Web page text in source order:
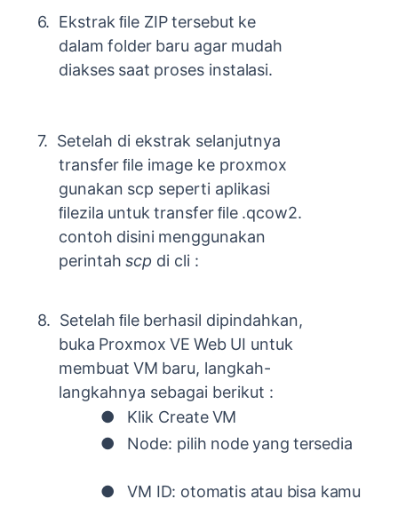
6. Ekstrak ﬁle ZIP tersebut ke
dalam folder baru agar mudah
diakses saat proses instalasi.
7. Setelah di ekstrak selanjutnya
transfer ﬁle image ke proxmox
gunakan scp seperti aplikasi
ﬁlezila untuk transfer ﬁle .qcow2.
contoh disini menggunakan
perintah scp di cli :
8. Setelah ﬁle berhasil dipindahkan,
buka Proxmox VE Web UI untuk
membuat VM baru, langkah-
langkahnya sebagai berikut :
●
Klik Create VM
●
Node: pilih node yang tersedia
● VM ID: otomatis atau bisa kamu